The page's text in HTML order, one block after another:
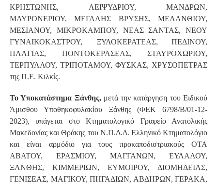
ΚΡΗΣΤΩΝΗΣ, ΛΕΙΨΥΔΡΙΟΥ, ΜΑΝΔΡΩΝ,
ΜΑΥΡΟΝΕΡΙΟΥ, ΜΕΓΑΛΗΣ ΒΡΥΣΗΣ, ΜΕΛΑΝΘΙΟΥ,
ΜΕΣΙΑΝΟΥ, ΜΙΚΡΟΚΑΜΠΟΥ, ΝΕΑΣ ΣΑΝΤΑΣ, ΝΕΟΥ
ΓΥΝΑΙΚΟΚΑΣΤΡΟΥ, ΞΥΛΟΚΕΡΑΤΕΑΣ, ΠΕΔΙΝΟΥ,
ΠΛΑΓΙΑΣ, ΠΟΝΤΟΚΕΡΑΣΕΑΣ, ΣΤΑΥΡΟΧΩΡΙΟΥ,
ΤΕΡΠΥΛΛΟΥ, ΤΡΙΠΟΤΑΜΟΥ, ΦΥΣΚΑΣ, ΧΡΥΣΟΠΕΤΡΑΣ
της Π.Ε. Κιλκίς.
Το Υποκατάστημα Ξάνθης,μετά την κατάργηση του Ειδικού
Άμισθου Υποθηκοφυλακίου Ξάνθης (ΦΕΚ 6798/Β/01-12-
2023), υπάγεται στο Κτηματολογικό Γραφείο Ανατολικής
Μακεδονίας και Θράκης του Ν.Π.Δ.Δ. Ελληνικό Κτηματολόγιο
και είναι αρμόδιο για τους προκαποδιστριακούς ΟΤΑ
ΑΒΑΤΟΥ, ΕΡΑΣΜΙΟΥ, ΜΑΓΓΑΝΩΝ, ΕΥΛΑΛΟΥ,
ΞΑΝΘΗΣ, ΚΙΜΜΕΡΙΩΝ, ΕΥΜΟΙΡΟΥ, ΔΙΟΜΗΔΕΙΑΣ,
ΓΕΝΙΣΕΑΣ, ΜΑΓΙΚΟΥ, ΠΗΓΑΔΙΩΝ, ΑΒΔΗΡΩΝ, ΓΕΡΑΚΑ,